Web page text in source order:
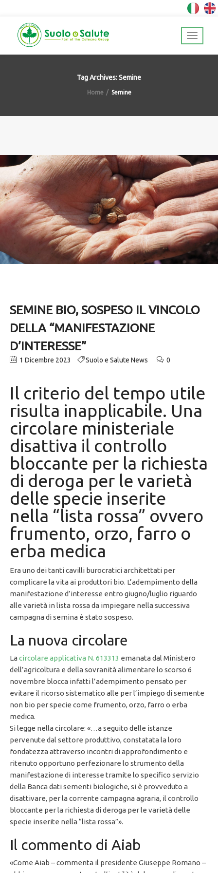
Tag Archives: Semine
Home Semine
SEMINE BIO, SOSPESO IL VINCOLO
DELLA “MANIFESTAZIONE
D’INTERESSE”
1 Dicembre 2023 Suolo e Salute News 0
Il criterio del tempo utile
risulta inapplicabile. Una
circolare ministeriale
disattiva il controllo
bloccante per la richiesta
di deroga per le varietà
delle specie inserite
nella “lista rossa” ovvero
frumento, orzo, farro o
erba medica
Era uno dei tanti cavilli burocratici architettati per
complicare la vita ai produttori bio. L’adempimento della
manifestazione d’interesse entro giugno/luglio riguardo
alle varietà in lista rossa da impiegare nella successiva
campagna di semina è stato sospeso.
La nuova circolare
Lacircolare applicativa N. 613313 emanata dal Ministero
dell’agricoltura e della sovranità alimentare lo scorso 6
novembre blocca infatti l’adempimento pensato per
evitare il ricorso sistematico alle per l’impiego di semente
non bio per specie come frumento, orzo, farro o erba
medica.
Si legge nella circolare: «…a seguito delle istanze
pervenute dal settore produttivo, constatata la loro
fondatezza attraverso incontri di approfondimento e
ritenuto opportuno perfezionare lo strumento della
manifestazione di interesse tramite lo specifico servizio
della Banca dati sementi biologiche, si è provveduto a
disattivare, per la corrente campagna agraria, il controllo
bloccante per la richiesta di deroga per le varietà delle
specie inserite nella “lista rossa”».
Il commento di Aiab
«Come Aiab – commenta il presidente Giuseppe Romano –